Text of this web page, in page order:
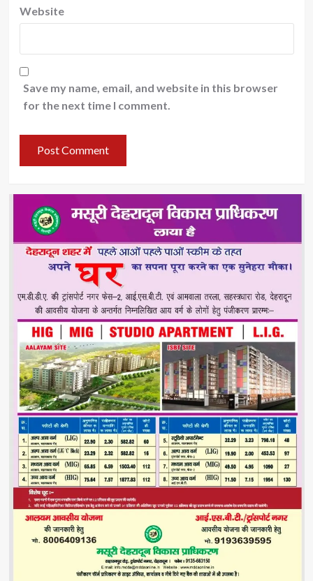
Website
Save my name, email, and website in this browser
for the next time I comment.